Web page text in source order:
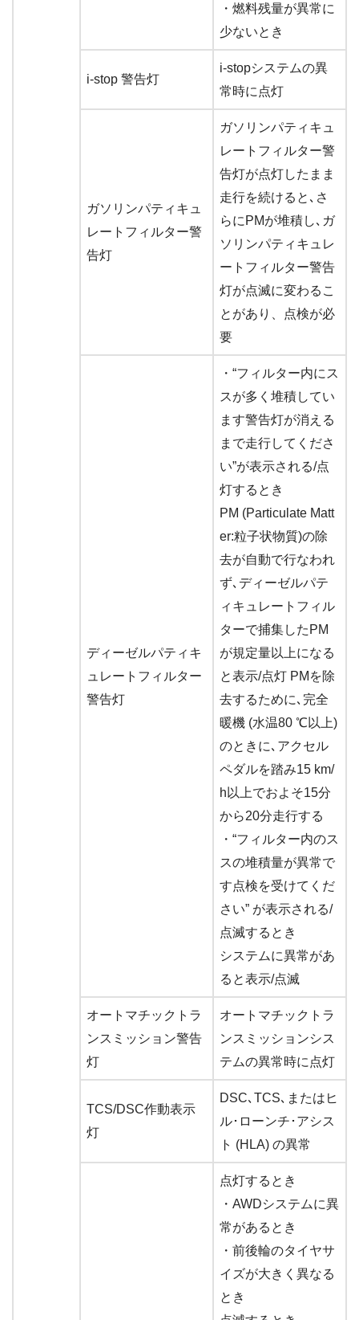
・燃料残量が異常に
少ないとき
i-stop 警告灯
i-stopシステムの異
常時に点灯
ガソリンパティキュ
レートフィルター警
告灯
ガソリンパティキュ
レートフィルター警
告灯が点灯したまま
走行を続けると､さ
らにPMが堆積し､ガ
ソリンパティキュレ
ートフィルター警告
灯が点滅に変わるこ
とがあり、点検が必
要
ディーゼルパティキ
ュレートフィルター
警告灯
・“フィルター内にス
スが多く堆積してい
ます警告灯が消える
まで走行してくださ
い”が表示される/点
灯するとき
PM (Particulate Matt
er:粒子状物質)の除
去が自動で行なわれ
ず､ディーゼルパテ
ィキュレートフィル
ターで捕集したPM
が規定量以上になる
と表示/点灯 PMを除
去するために､完全
暖機 (水温80 ℃以上)
のときに､アクセル
ペダルを踏み15 km/
h以上でおよそ15分
から20分走行する
・“フィルター内のス
スの堆積量が異常で
す点検を受けてくだ
さい” が表示される/
点滅するとき
システムに異常があ
ると表示/点滅
オートマチックトラ
ンスミッション警告
灯
オートマチックトラ
ンスミッションシス
テムの異常時に点灯
TCS/DSC作動表示
灯
DSC､TCS､またはヒ
ル･ローンチ･アシス
ト (HLA) の異常
点灯するとき
・AWDシステムに異
常があるとき
・前後輪のタイヤサ
イズが大きく異なる
とき